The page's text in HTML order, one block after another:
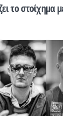
το στοίχημα